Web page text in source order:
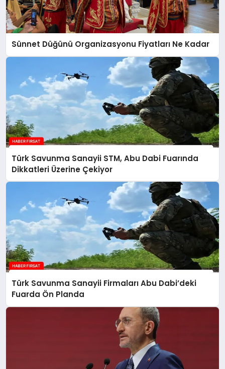
Sünnet Düğünü Organizasyonu Fiyatları Ne Kadar
Türk Savunma Sanayii STM, Abu Dabi Fuarında
Dikkatleri Üzerine Çekiyor
Türk Savunma Sanayii Firmaları Abu Dabi’deki
Fuarda Ön Planda